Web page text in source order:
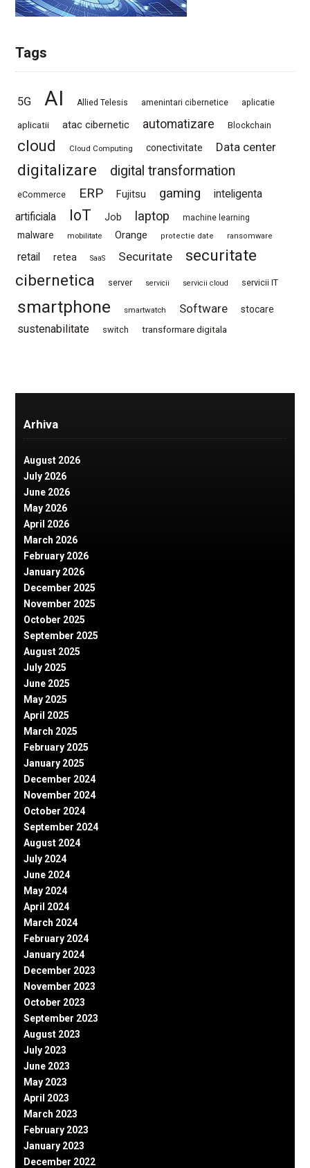
Tags
5G AI Allied Telesis amenintari cibernetice aplicatie
aplicatii atac cibernetic automatizare Blockchain
cloud Cloud Computing conectivitate Data center
digitalizare digital transformation
eCommerce ERP Fujitsu gaming
inteligenta
artificiala
IoT Job laptop machine learning
malware mobilitate Orange protectie date ransomware
retail retea SaaS Securitate
securitate
cibernetica
server servicii servicii cloud servicii IT
smartphone smartwatch Software stocare
sustenabilitate switch transformare digitala
Arhiva
August 2026
July 2026
June 2026
May 2026
April 2026
March 2026
February 2026
January 2026
December 2025
November 2025
October 2025
September 2025
August 2025
July 2025
June 2025
May 2025
April 2025
March 2025
February 2025
January 2025
December 2024
November 2024
October 2024
September 2024
August 2024
July 2024
June 2024
May 2024
April 2024
March 2024
February 2024
January 2024
December 2023
November 2023
October 2023
September 2023
August 2023
July 2023
June 2023
May 2023
April 2023
March 2023
February 2023
January 2023
December 2022